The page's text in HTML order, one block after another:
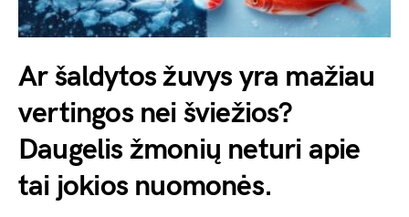
Ar šaldytos žuvys yra mažiau
vertingos nei šviežios?
Daugelis žmonių neturi apie
tai jokios nuomonės.